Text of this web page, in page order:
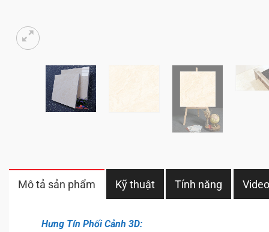
Mô tả sản phẩm Kỹ thuật Tính năng Video
Hưng Tín Phối Cảnh 3D: